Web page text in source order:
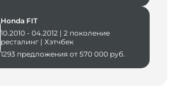
Honda FIT
10.2010 - 04.2012 | 2 поколение
ресталинг | Хэтчбек
1293 предложения от 570 000 руб.